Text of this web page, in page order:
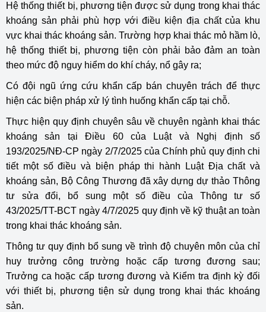
Hệ thống thiết bị, phương tiện được sử dụng trong khai thác
khoáng sản phải phù hợp với điều kiện địa chất của khu
vực khai thác khoáng sản. Trường hợp khai thác mỏ hầm lò,
hệ thống thiết bị, phương tiện còn phải bảo đảm an toàn
theo mức độ nguy hiểm do khí cháy, nổ gây ra;
Có đội ngũ ứng cứu khẩn cấp bán chuyên trách để thực
hiện các biện pháp xử lý tình huống khẩn cấp tại chỗ.
Thực hiện quy định chuyên sâu về chuyên ngành khai thác
khoáng sản tại Điều 60 của Luật và Nghị định số
193/2025/NĐ-CP ngày 2/7/2025 của Chính phủ quy định chi
tiết một số điều và biện pháp thi hành
Luật Địa chất và
khoáng sản, Bộ Công Thương đã xây dựng dự thảo Thông
tư sửa đổi, bổ sung một số điều của Thông tư số
43/2025/TT-BCT ngày 4/7/2025 quy định về kỹ thuật an toàn
trong khai thác khoáng sản.
Thông tư quy định bổ sung về trình độ chuyên môn của chỉ
huy trưởng công trường hoặc cấp tương đương sau;
Trưởng ca hoặc cấp tương đương và Kiểm tra định kỳ đối
với thiết bị, phương tiện sử dụng trong khai thác khoáng
sản.